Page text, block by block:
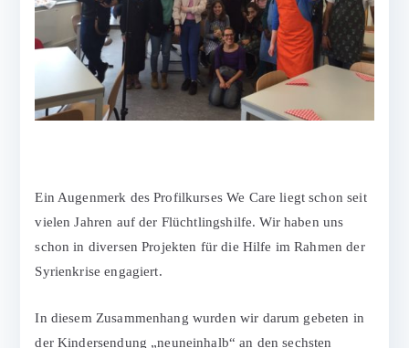
Ein Augenmerk des Profilkurses We Care liegt schon seit
vielen Jahren auf der Flüchtlingshilfe. Wir haben uns
schon in diversen Projekten für die Hilfe im Rahmen der
Syrienkrise engagiert.
In diesem Zusammenhang wurden wir darum gebeten in
der Kindersendung „neuneinhalb“ an den sechsten